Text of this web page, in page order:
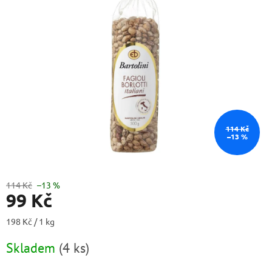
114 Kč
–13 %
114 Kč –13 %
99 Kč
Měrná
198 Kč / 1 kg
Skladem (4 ks)